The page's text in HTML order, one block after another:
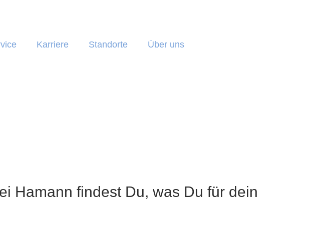
Karriere Standorte Über uns
Hamann findest Du, was Du für dein